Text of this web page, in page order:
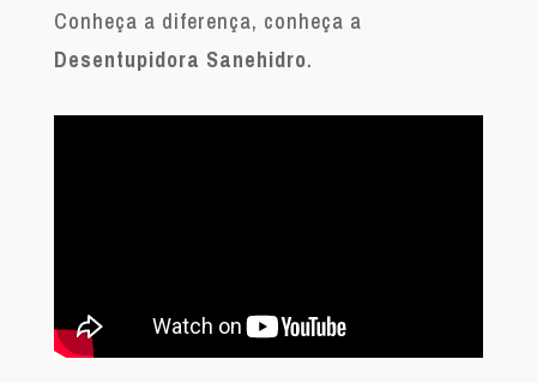
Conheça a diferença, conheça a
Desentupidora Sanehidro.